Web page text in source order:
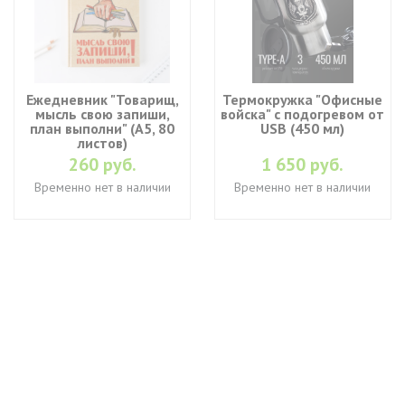
Ежедневник "Товарищ,
мысль свою запиши,
план выполни" (A5, 80
листов)
260 руб.
Временно нет в наличии
Термокружка "Офисные
войска" с подогревом от
USB (450 мл)
1 650 руб.
Временно нет в наличии